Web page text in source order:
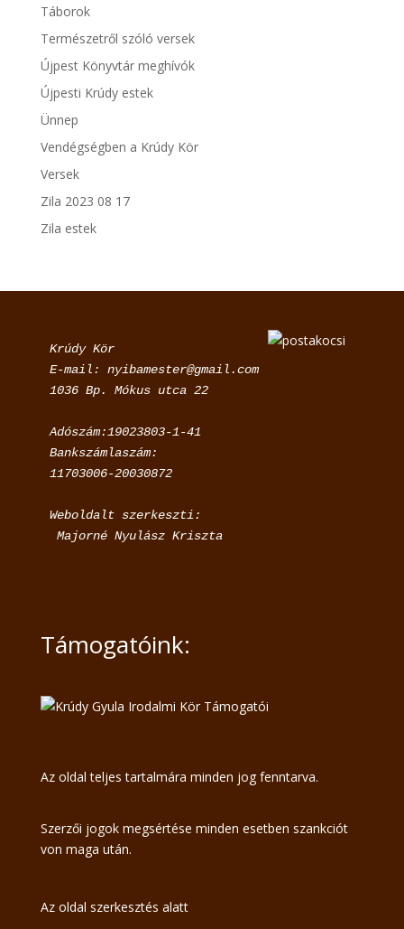
Táborok
Természetről szóló versek
Újpest Könyvtár meghívók
Újpesti Krúdy estek
Ünnep
Vendégségben a Krúdy Kör
Versek
Zila 2023 08 17
Zila estek
Krúdy Kör
E-mail: nyibamester@gmail.com
1036 Bp. Mókus utca 22
Adószám:19023803-1-41
Bankszámlaszám:
11703006-20030872
Weboldalt szerkeszti:
Majorné Nyulász Kriszta
Támogatóink:
Az oldal teljes tartalmára minden jog fenntarva.
Szerzői jogok megsértése minden esetben szankciót
von maga után.
Az oldal szerkesztés alatt